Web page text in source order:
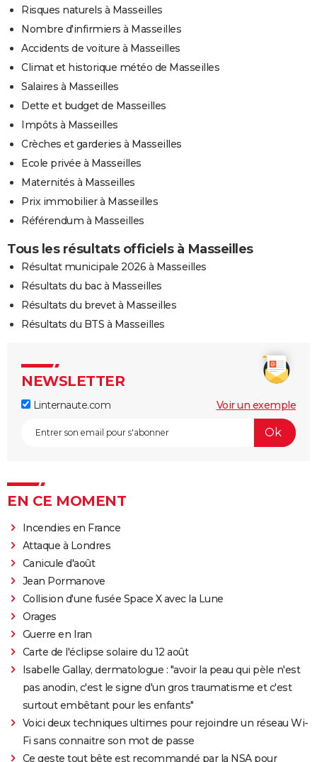
Risques naturels à Masseilles
Nombre d'infirmiers à Masseilles
Accidents de voiture à Masseilles
Climat et historique météo de Masseilles
Salaires à Masseilles
Dette et budget de Masseilles
Impôts à Masseilles
Crèches et garderies à Masseilles
Ecole privée à Masseilles
Maternités à Masseilles
Prix immobilier à Masseilles
Référendum à Masseilles
Tous les résultats officiels à Masseilles
Résultat municipale 2026 à Masseilles
Résultats du bac à Masseilles
Résultats du brevet à Masseilles
Résultats du BTS à Masseilles
NEWSLETTER
Linternaute.com Voir un exemple
EN CE MOMENT
Incendies en France
Attaque à Londres
Canicule d'août
Jean Pormanove
Collision d'une fusée Space X avec la Lune
Orages
Guerre en Iran
Carte de l'éclipse solaire du 12 août
Isabelle Gallay, dermatologue : "avoir la peau qui pèle n'est
pas anodin, c'est le signe d'un gros traumatisme et c'est
surtout embêtant pour les enfants"
Voici deux techniques ultimes pour rejoindre un réseau Wi-
Fi sans connaitre son mot de passe
Ce geste tout bête est recommandé par la NSA pour